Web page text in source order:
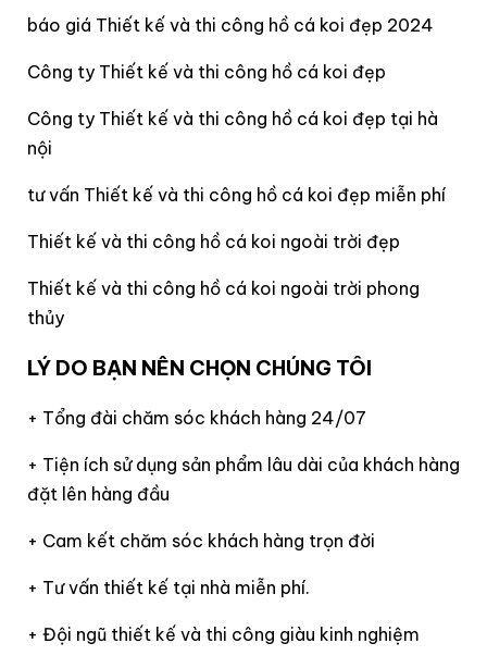
báo giá Thiết kế và thi công hồ cá koi đẹp 2024
Công ty Thiết kế và thi công hồ cá koi đẹp
Công ty Thiết kế và thi công hồ cá koi đẹp tại hà
nội
tư vấn Thiết kế và thi công hồ cá koi đẹp miễn phí
Thiết kế và thi công hồ cá koi ngoài trời đẹp
Thiết kế và thi công hồ cá koi ngoài trời phong
thủy
LÝ DO BẠN NÊN CHỌN CHÚNG TÔI
+ Tổng đài chăm sóc khách hàng 24/07
+ Tiện ích sử dụng sản phẩm lâu dài của khách hàng
đặt lên hàng đầu
+ Cam kết chăm sóc khách hàng trọn đời
+ Tư vấn thiết kế tại nhà miễn phí.
+ Đội ngũ thiết kế và thi công giàu kinh nghiệm